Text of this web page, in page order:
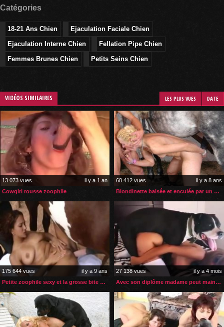
Catégories
18-21 Ans Chien
Ejaculation Faciale Chien
Ejaculation Interne Chien
Fellation Pipe Chien
Femmes Brunes Chien
Petits Seins Chien
VIDÉOS SIMILAIRES LES PLUS VUES DATE
13 073 vues
il y a 1 an
Cowgirl rousse zoophile
68 412 vues
il y a 8 ans
Blondinette baisée et enculée par un cheval et son cavalier
175 644 vues
il y a 9 ans
Petite zoophile sexy et la grosse bite de son cheval
27 138 vues
il y a 4 mois
Avec son diplôme madame peut maintenant enseigner la zoophilie